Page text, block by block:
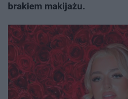
brakiem makijażu.